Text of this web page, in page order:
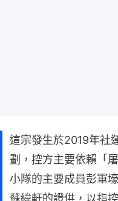
這宗發生於2019年社
劃，控方主要依賴「
小隊的主要成員彭軍
蘇緯軒的證供，以指